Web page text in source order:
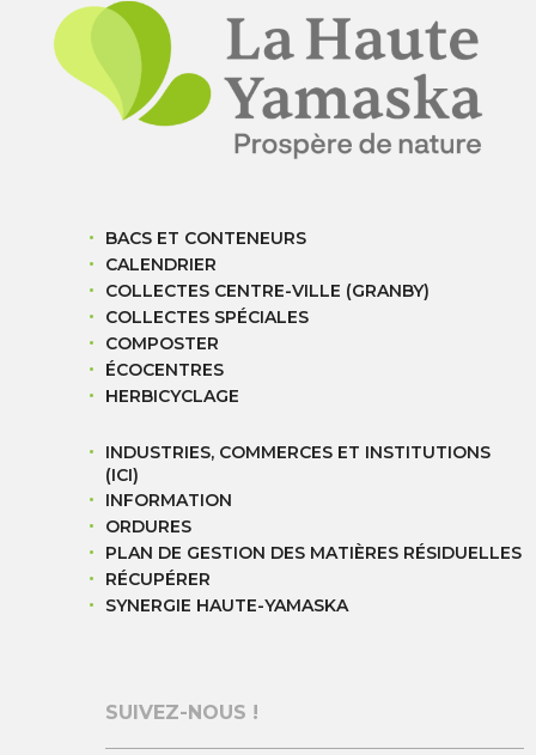
BACS ET CONTENEURS
CALENDRIER
COLLECTES CENTRE-VILLE (GRANBY)
COLLECTES SPÉCIALES
COMPOSTER
ÉCOCENTRES
HERBICYCLAGE
INDUSTRIES, COMMERCES ET INSTITUTIONS
(ICI)
INFORMATION
ORDURES
PLAN DE GESTION DES MATIÈRES RÉSIDUELLES
RÉCUPÉRER
SYNERGIE HAUTE-YAMASKA
SUIVEZ-NOUS !